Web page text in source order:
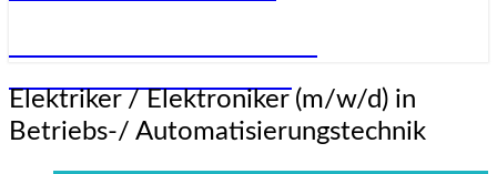
Elektriker
/
Elektroniker
Elektriker / Elektroniker (m/w/d) in
Betriebs-/ Automatisierungstechnik